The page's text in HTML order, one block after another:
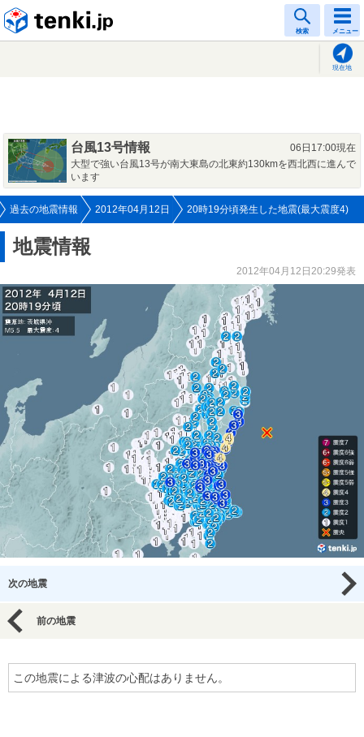
検索 メニュー
現在地
台風13号情報
06日17:00現在
大型で強い台風13号が南大東島の北東約130kmを西北西に進んで
います
過去の地震情報 2012年04月12日 20時19分頃発生した地震(最大震度4)
地震情報
2012年04月12日20:29発表
次の地震
前の地震
この地震による津波の心配はありません。